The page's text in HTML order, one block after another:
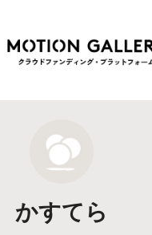
新着プロジェクト
Feature
かすてら